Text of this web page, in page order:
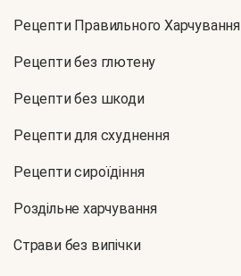
Рецепти Правильного Харчування
Рецепти без глютену
Рецепти без шкоди
Рецепти для схуднення
Рецепти сироїдіння
Роздільне харчування
Страви без випічки